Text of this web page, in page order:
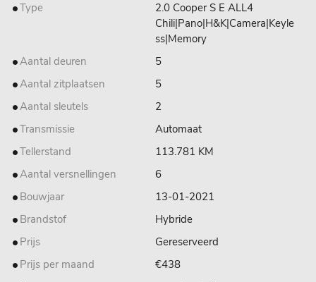
Type
2.0 Cooper S E ALL4
Chili|Pano|H&K|Camera|Keyle
ss|Memory
Aantal deuren
5
Aantal zitplaatsen
5
Aantal sleutels
2
Transmissie
Automaat
Tellerstand
113.781 KM
Aantal versnellingen
6
Bouwjaar
13-01-2021
Brandstof
Hybride
Prijs
Gereserveerd
Prijs per maand
€438